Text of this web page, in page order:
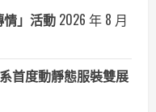
」活動 2026 年 8 月
首度動靜態服裝雙展